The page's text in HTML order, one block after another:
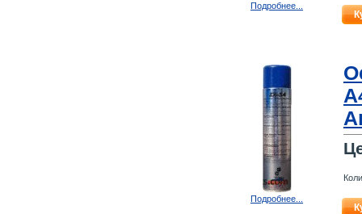
Подробнее...
Подробнее...